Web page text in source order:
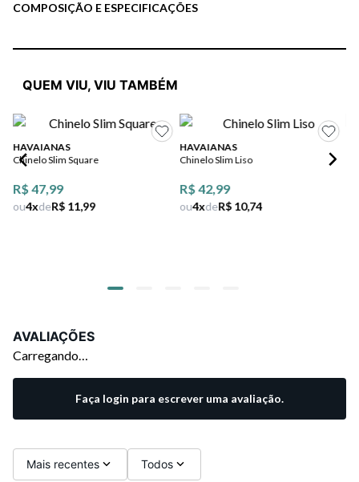
COMPOSIÇÃO E ESPECIFICAÇÕES
QUEM VIU, VIU TAMBÉM
HAVAIANAS
Chinelo Slim Square
R$ 47,99
ou4xdeR$ 11,99
HAVAIANAS
Chinelo Slim Liso
R$ 42,99
ou4xdeR$ 10,74
AVALIAÇÕES
Carregando…
Faça login para escrever uma avaliação.
Mais recentes Todos